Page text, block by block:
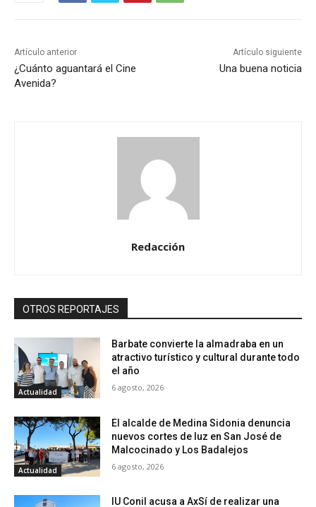
Artículo anterior
¿Cuánto aguantará el Cine
Avenida?
Artículo siguiente
Una buena noticia
Redacción
OTROS REPORTAJES
Actualidad
Barbate convierte la almadraba en un
atractivo turístico y cultural durante todo
el año
6 agosto, 2026
Actualidad
El alcalde de Medina Sidonia denuncia
nuevos cortes de luz en San José de
Malcocinado y Los Badalejos
6 agosto, 2026
IU Conil acusa a AxSí de realizar una